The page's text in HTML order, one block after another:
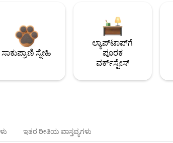
ಸಾಕುಪ್ರಾಣಿ ಸ್ನೇಹಿ
ಲ್ಯಾಪ್‌ಟಾಪ್‌ಗೆ
ಪೂರಕ
ವರ್ಕ್‌ಸ್ಪೇಸ್
ಇತರ ರೀತಿಯ ವಾಸ್ತವ್ಯಗಳು